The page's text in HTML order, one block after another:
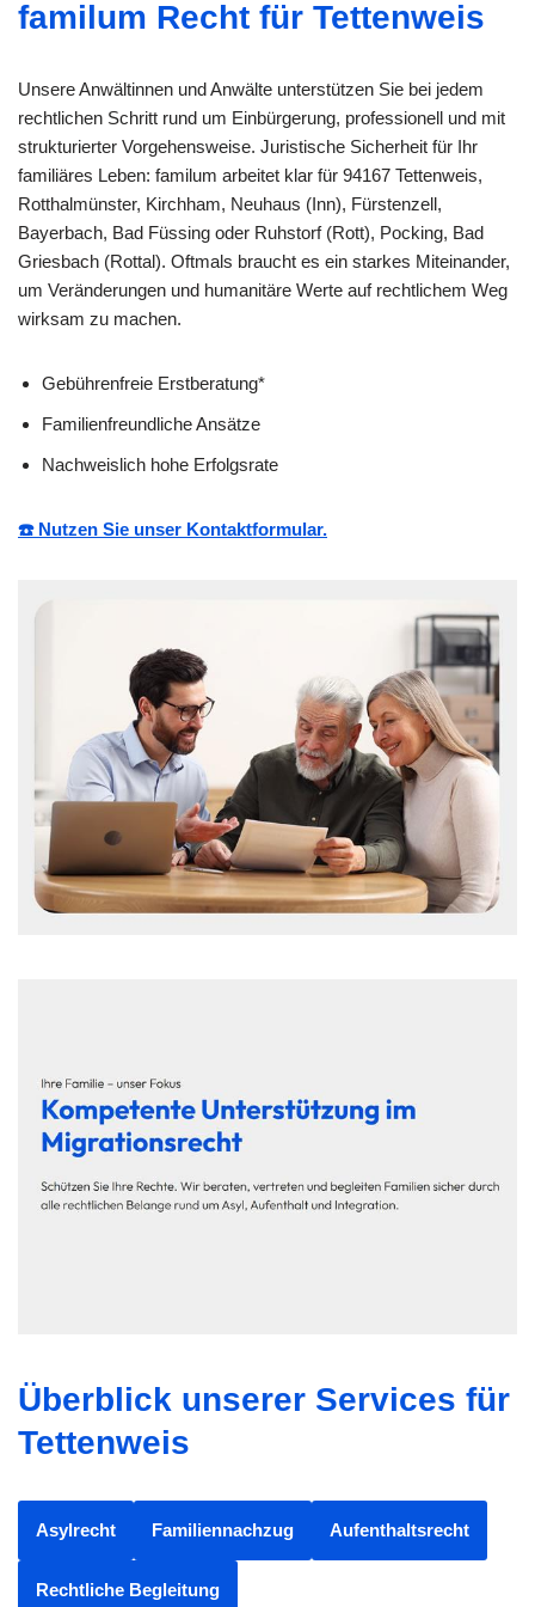
familum Recht für Tettenweis
Unsere Anwältinnen und Anwälte unterstützen Sie bei jedem
rechtlichen Schritt rund um Einbürgerung, professionell und mit
strukturierter Vorgehensweise. Juristische Sicherheit für Ihr
familiäres Leben: familum arbeitet klar für 94167 Tettenweis,
Rotthalmünster, Kirchham, Neuhaus (Inn), Fürstenzell,
Bayerbach, Bad Füssing oder Ruhstorf (Rott), Pocking, Bad
Griesbach (Rottal). Oftmals braucht es ein starkes Miteinander,
um Veränderungen und humanitäre Werte auf rechtlichem Weg
wirksam zu machen.
Gebührenfreie Erstberatung*
Familienfreundliche Ansätze
Nachweislich hohe Erfolgsrate
☎️ Nutzen Sie unser Kontaktformular.
Überblick unserer Services für
Tettenweis
Asylrecht Familiennachzug Aufenthaltsrecht
Rechtliche Begleitung